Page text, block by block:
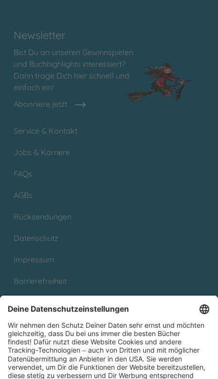
Newsletter
Bist Du an unseren Gewinnspielen
und Buchhighlights interessiert?
Dann trage Dich hier schnell und
einfach ein!
Abonniere jetzt
Service & Kontakt
Jobs & Karriere
FAQs
AGBs
Rücksendungen
Datenschutz
Impressum
Barrierefreiheit
Partnerprogramm (Affiliate)
Folge uns auf